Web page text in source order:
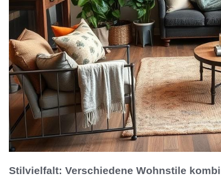
Stilvielfalt: Verschiedene Wohnstile